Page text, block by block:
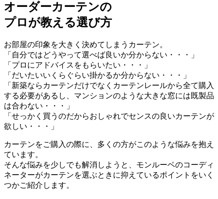
オーダーカーテンの
プロが教える選び方
お部屋の印象を大きく決めてしまうカーテン。
「自分ではどうやって選べば良いか分からない・・・」
「プロにアドバイスをもらいたい・・・」
「だいたいいくらぐらい掛かるか分からない・・・」
「新築ならカーテンだけでなくカーテンレールから全て購入
する必要があるし、マンションのような大きな窓には既製品
は合わない・・・」
「せっかく買うのだからおしゃれでセンスの良いカーテンが
欲しい・・・」
カーテンをご購入の際に、多くの方がこのような悩みを抱え
ています。
そんな悩みを少しでも解消しようと、モンルーベのコーディ
ネーターがカーテンを選ぶときに抑えているポイントをいく
つかご紹介します。